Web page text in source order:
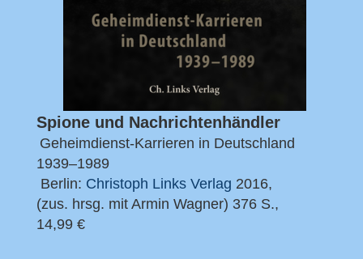
Spione und Nachrichtenhändler
Geheimdienst-Karrieren in Deutschland
1939–1989
Berlin: Christoph Links Verlag 2016,
(zus. hrsg. mit Armin Wagner) 376 S.,
14,99 €